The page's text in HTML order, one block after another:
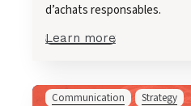
d’achats responsables.
Learn more
Communication Strategy